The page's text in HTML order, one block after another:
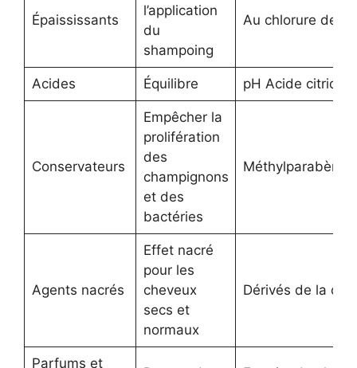
Épaississants
l’application
du
shampoing
Au chlorure de
Acides Équilibre pH Acide citrique
Conservateurs
Empêcher la
prolifération
des
champignons
et des
bactéries
Méthylparabènes
Agents nacrés
Effet nacré
pour les
cheveux
secs et
normaux
Dérivés de la cire
Parfums et